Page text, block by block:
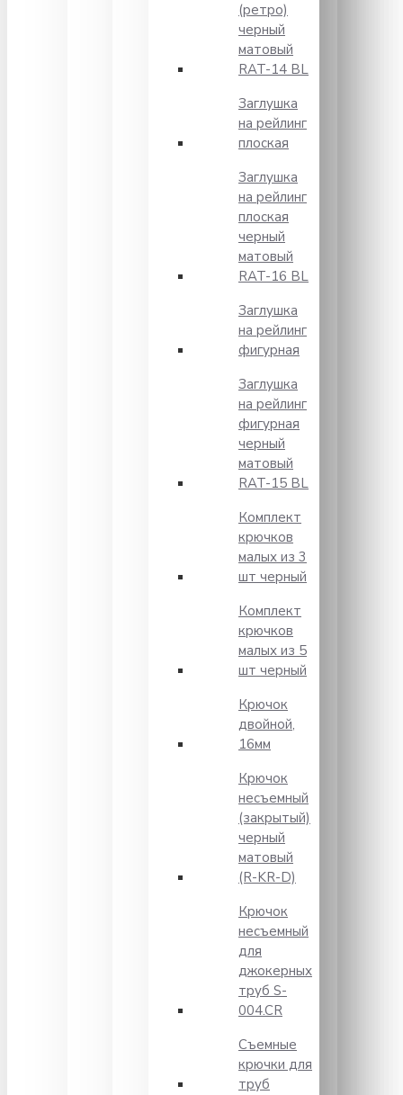
(ретро)
черный
матовый
RAT-14 BL
Заглушка
на рейлинг
плоская
Заглушка
на рейлинг
плоская
черный
матовый
RAT-16 BL
Заглушка
на рейлинг
фигурная
Заглушка
на рейлинг
фигурная
черный
матовый
RAT-15 BL
Комплект
крючков
малых из 3
шт черный
Комплект
крючков
малых из 5
шт черный
Крючок
двойной,
16мм
Крючок
несъемный
(закрытый)
черный
матовый
(R-KR-D)
Крючок
несъемный
для
джокерных
труб S-
004.CR
Съемные
крючки для
труб